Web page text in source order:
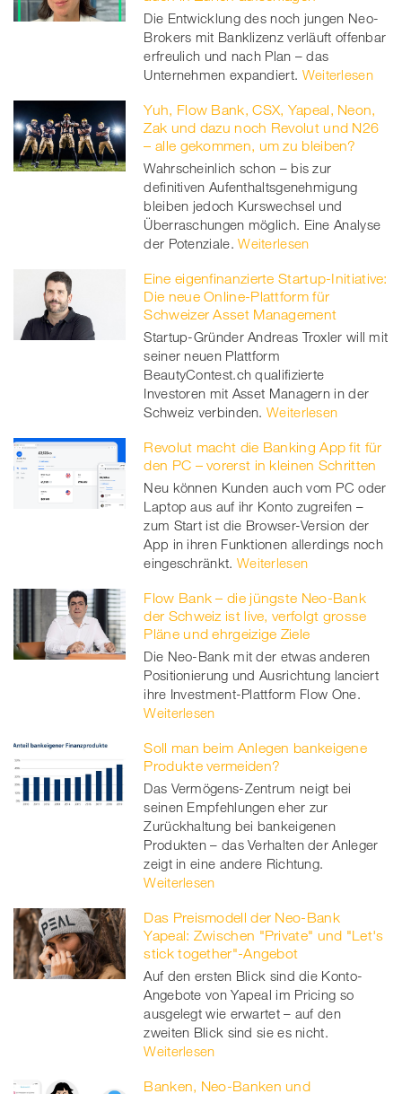
Die Entwicklung des noch jungen Neo-
Brokers mit Banklizenz verläuft offenbar
erfreulich und nach Plan – das
Unternehmen expandiert. Weiterlesen
Yuh, Flow Bank, CSX, Yapeal, Neon,
Zak und dazu noch Revolut und N26
– alle gekommen, um zu bleiben?
Wahrscheinlich schon – bis zur
definitiven Aufenthaltsgenehmigung
bleiben jedoch Kurswechsel und
Überraschungen möglich. Eine Analyse
der Potenziale. Weiterlesen
Eine eigenfinanzierte Startup-Initiative:
Die neue Online-Plattform für
Schweizer Asset Management
Startup-Gründer Andreas Troxler will mit
seiner neuen Plattform
BeautyContest.ch qualifizierte
Investoren mit Asset Managern in der
Schweiz verbinden.Weiterlesen
Revolut macht die Banking App fit für
den PC – vorerst in kleinen Schritten
Neu können Kunden auch vom PC oder
Laptop aus auf ihr Konto zugreifen –
zum Start ist die Browser-Version der
App in ihren Funktionen allerdings noch
eingeschränkt. Weiterlesen
Flow Bank – die jüngste Neo-Bank
der Schweiz ist live, verfolgt grosse
Pläne und ehrgeizige Ziele
Die Neo-Bank mit der etwas anderen
Positionierung und Ausrichtung lanciert
ihre Investment-Plattform Flow One.
Weiterlesen
Soll man beim Anlegen bankeigene
Produkte vermeiden?
Das Vermögens-Zentrum neigt bei
seinen Empfehlungen eher zur
Zurückhaltung bei bankeigenen
Produkten – das Verhalten der Anleger
zeigt in eine andere Richtung.
Weiterlesen
Das Preismodell der Neo-Bank
Yapeal: Zwischen "Private" und "Let's
stick together"-Angebot
Auf den ersten Blick sind die Konto-
Angebote von Yapeal im Pricing so
ausgelegt wie erwartet – auf den
zweiten Blick sind sie es nicht.
Weiterlesen
Banken, Neo-Banken und